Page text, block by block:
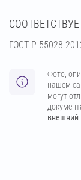
ГОСТ Р 55028-
Фото,
нашем
могут
внешний